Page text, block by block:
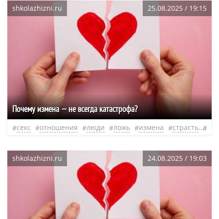
shkolazhizni.ru 25.08.2025 / 19:15
Почему измена — не всегда катастрофа?
секс отношения люди ложь измена страсть
shkolazhizni.ru 24.08.2025 / 19:03